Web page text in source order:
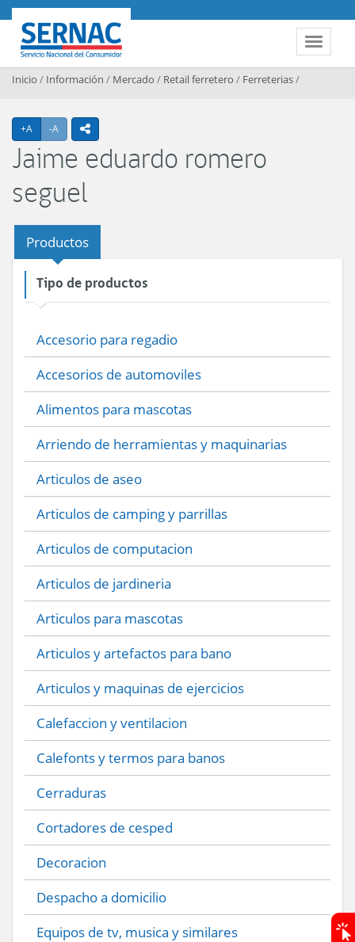
Contenido principal
Toggle
SERNAC
Inicio / Información / Mercado / Retail ferretero / Ferreterias/
+A Agrandar texto
-A Achicar textoicono compartir
Jaime eduardo romero
seguel
Productos
Tipo de productos
Accesorio para regadio
Accesorios de automoviles
Alimentos para mascotas
Arriendo de herramientas y maquinarias
Articulos de aseo
Articulos de camping y parrillas
Articulos de computacion
Articulos de jardineria
Articulos para mascotas
Articulos y artefactos para bano
Articulos y maquinas de ejercicios
Calefaccion y ventilacion
Calefonts y termos para banos
Cerraduras
Cortadores de cesped
Decoracion
Despacho a domicilio
Equipos de tv, musica y similares